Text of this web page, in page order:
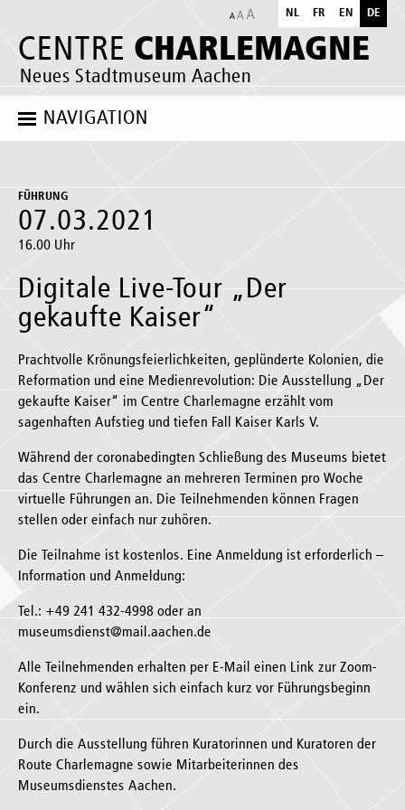
CENTRE CHARLEMAGNE
Neues Stadtmuseum Aachen
NL FR EN DE
NAVIGATION
FÜHRUNG
07.03.2021
16.00 Uhr
Digitale Live-Tour „Der
gekaufte Kaiser“
Prachtvolle Krönungsfeierlichkeiten, geplünderte Kolonien, die
Reformation und eine Medienrevolution: Die Ausstellung „Der
gekaufte Kaiser“ im Centre Charlemagne erzählt vom
sagenhaften Aufstieg und tiefen Fall Kaiser Karls V.
Während der coronabedingten Schließung des Museums bietet
das Centre Charlemagne an mehreren Terminen pro Woche
virtuelle Führungen an. Die Teilnehmenden können Fragen
stellen oder einfach nur zuhören.
Die Teilnahme ist kostenlos. Eine Anmeldung ist erforderlich –
Information und Anmeldung:
Tel.: +49 241 432-4998 oder an
museumsdienst@mail.aachen.de
Alle Teilnehmenden erhalten per E-Mail einen Link zur Zoom-
Konferenz und wählen sich einfach kurz vor Führungsbeginn
ein.
Durch die Ausstellung führen Kuratorinnen und Kuratoren der
Route Charlemagne sowie Mitarbeiterinnen des
Museumsdienstes Aachen.